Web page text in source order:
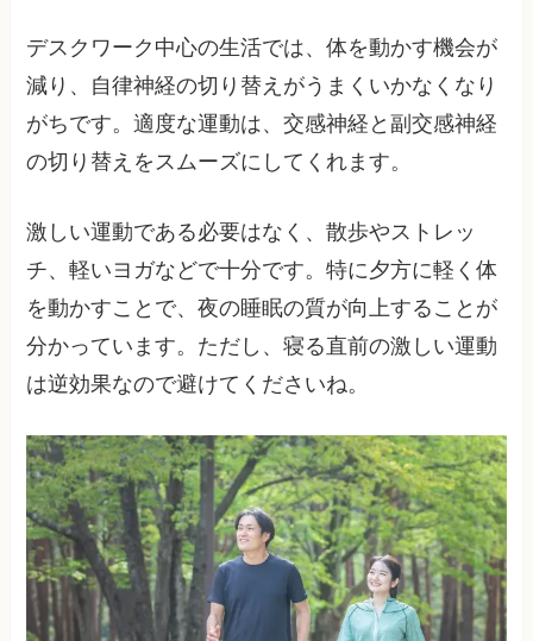
デスクワーク中心の生活では、体を動かす機会が
減り、自律神経の切り替えがうまくいかなくなり
がちです。適度な運動は、交感神経と副交感神経
の切り替えをスムーズにしてくれます。
激しい運動である必要はなく、散歩やストレッ
チ、軽いヨガなどで十分です。特に夕方に軽く体
を動かすことで、夜の睡眠の質が向上することが
分かっています。ただし、寝る直前の激しい運動
は逆効果なので避けてくださいね。